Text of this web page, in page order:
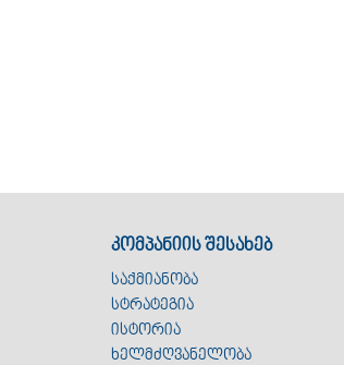
კომპანიის შესახებ
საქმიანობა
სტრატეგია
ისტორია
ხელმძღვანელობა